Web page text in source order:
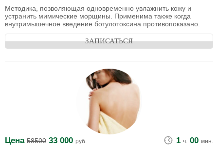
Методика, позволяющая одновременно увлажнить кожу и
устранить мимические морщины. Применима также когда
внутримышечное введение ботулотоксина противопоказано.
ЗАПИСАТЬСЯ
Цена 58500 33 000 руб. 1 ч. 00 мин.